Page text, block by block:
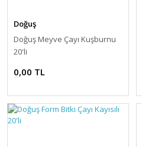
Doğuş
Doğuş Meyve Çayı Kuşburnu
20'li
0,00 TL